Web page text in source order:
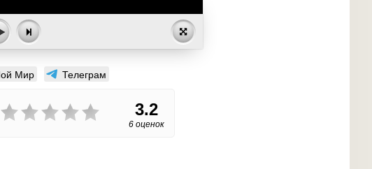
Мир Телеграм
3.2
6 оценок